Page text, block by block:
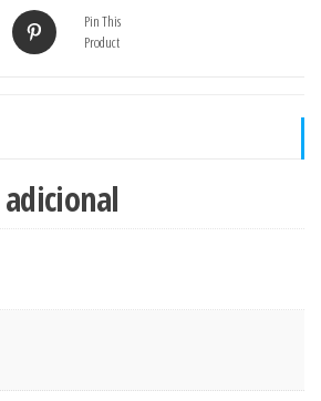
Pin This
Product